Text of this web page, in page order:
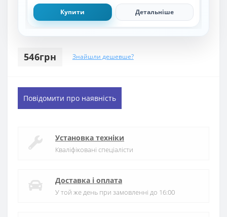
Купити Детальніше
546грн Знайшли дешевше?
Повідомити про наявність
Установка техніки
Кваліфіковані спеціалісти
Доставка і оплата
У той же день при замовленні до 16:00